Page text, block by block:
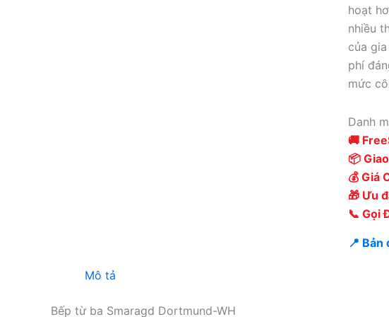
hoạt
nhiều
của
phí
mức
Danh
🚚
📦
💰 Giá
🎁 Ưu
📞 Gọi
📍
Mô tả
Bếp từ ba Smaragd Dortmund-WH